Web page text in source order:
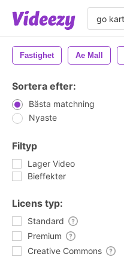
Fastighet Ae Mall
Sortera efter:
Bästa matchning
Nyaste
Filtyp
Lager Video
Bieffekter
Licens typ:
Standard
Premium
Creative Commons